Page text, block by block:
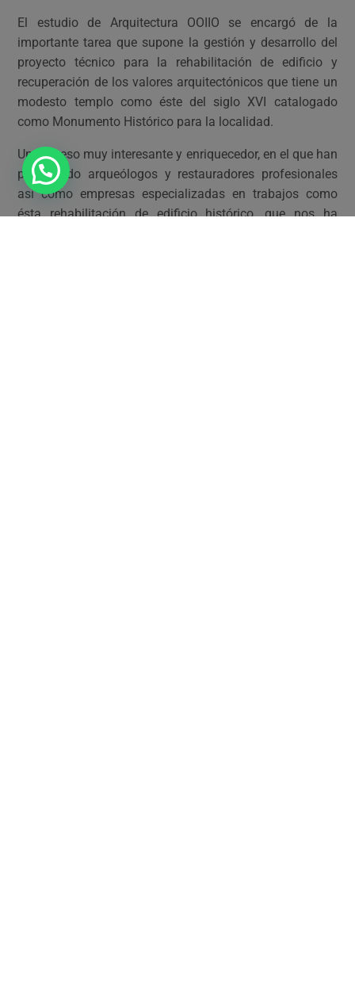
El estudio de Arquitectura OOIIO se encargó de la
importante tarea que supone la gestión y desarrollo del
proyecto técnico para la rehabilitación de edificio y
recuperación de los valores arquitectónicos que tiene un
modesto templo como éste del siglo XVI catalogado
como Monumento Histórico para la localidad.
Un proceso muy interesante y enriquecedor, en el que han
participado arqueólogos y restauradores profesionales
así como empresas especializadas en trabajos como
ésta rehabilitación de edificio histórico, que nos ha